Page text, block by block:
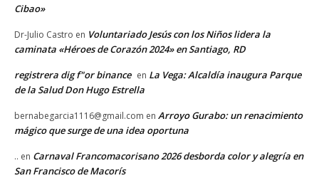
Cibao»
Dr-Julio Castro en Voluntariado Jesús con los Niños lidera la
caminata «Héroes de Corazón 2024» en Santiago, RD
registrera dig f"or binance en La Vega: Alcaldía inaugura Parque
de la Salud Don Hugo Estrella
bernabegarcia1116@gmail.com en Arroyo Gurabo: un renacimiento
mágico que surge de una idea oportuna
.. en Carnaval Francomacorisano 2026 desborda color y alegría en
San Francisco de Macorís